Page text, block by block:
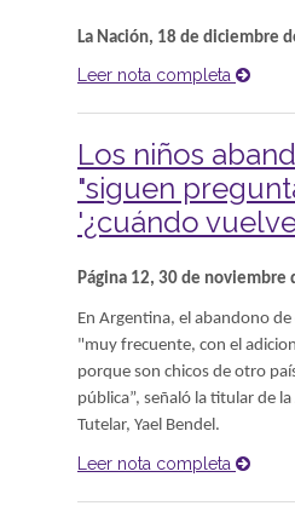
La Nación, 18 de diciembre
Leer nota completa
Los niños
"siguen
'¿cuándo
Página 12, 30 de noviembre
En Argentina, el abandono
"muy frecuente, con el
porque son chicos de otro
pública”, señaló la titular de la
Tutelar, Yael Bendel.
Leer nota completa